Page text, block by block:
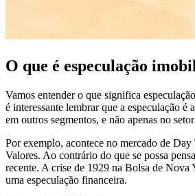
O que é especulação
Vamos entender o que significa
é interessante lembrar que a especulação é
em outros segmentos, e não apenas no
Por exemplo, acontece no mercado de
Valores. Ao contrário do que se possa
recente. A crise de 1929 na Bolsa de Nova
uma especulação financeira.